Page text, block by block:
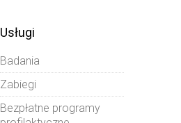
Usługi
Badania
Zabiegi
Bezpłatne programy